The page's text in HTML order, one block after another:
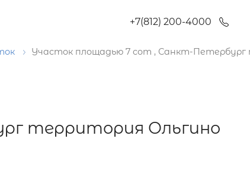
+7(812) 200-4000
Участок площадью 7 сот , Санкт-Петербург
территория Ольгино